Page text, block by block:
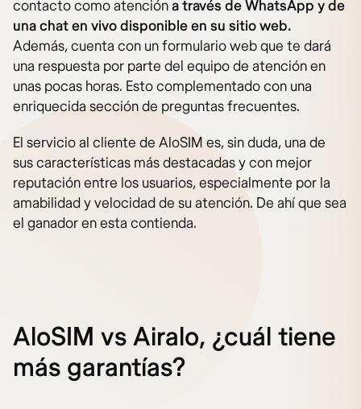
contacto como atencióna través de WhatsApp y de
una chat en vivo disponible en su sitio web.
Además, cuenta con un formulario web que te dará
una respuesta por parte del equipo de atención en
unas pocas horas. Esto complementado con una
enriquecida sección de preguntas frecuentes.
El servicio al cliente de AloSIM es, sin duda, una de
sus características más destacadas y con mejor
reputación entre los usuarios, especialmente por la
amabilidad y velocidad de su atención. De ahí que sea
el ganador en esta contienda.
AloSIM vs Airalo, ¿cuál tiene
más garantías?